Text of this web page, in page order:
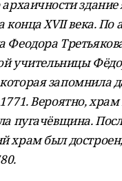
конца XVII века.
Феодора
учительницы
запомнила
Вероятно, храм
пугачёвщина.
храм был